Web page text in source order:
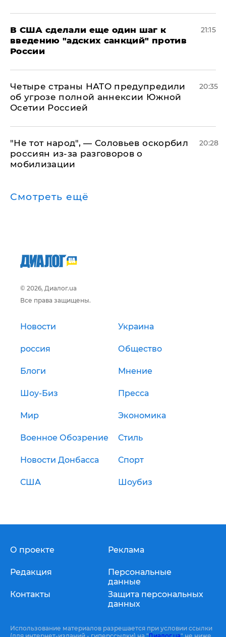
В США сделали еще один шаг к
введению "адских санкций" против
России
21:15
Четыре страны НАТО предупредили
об угрозе полной аннексии Южной
Осетии Россией
20:35
​"Не тот народ", — Соловьев оскорбил
россиян из-за разговоров о
мобилизации
20:28
Смотреть ещё
© 2026, Диалог.ua
Все права защищены.
Новости Украина
россия Общество
Блоги Мнение
Шоу-Биз Пресса
Мир Экономика
Военное Обозрение Стиль
Новости Донбасса Спорт
США Шоубиз
О проекте
Редакция
Контакты
Реклама
Персональные
данные
Защита персональных
данных
Использование материалов разрешается при условии ссылки